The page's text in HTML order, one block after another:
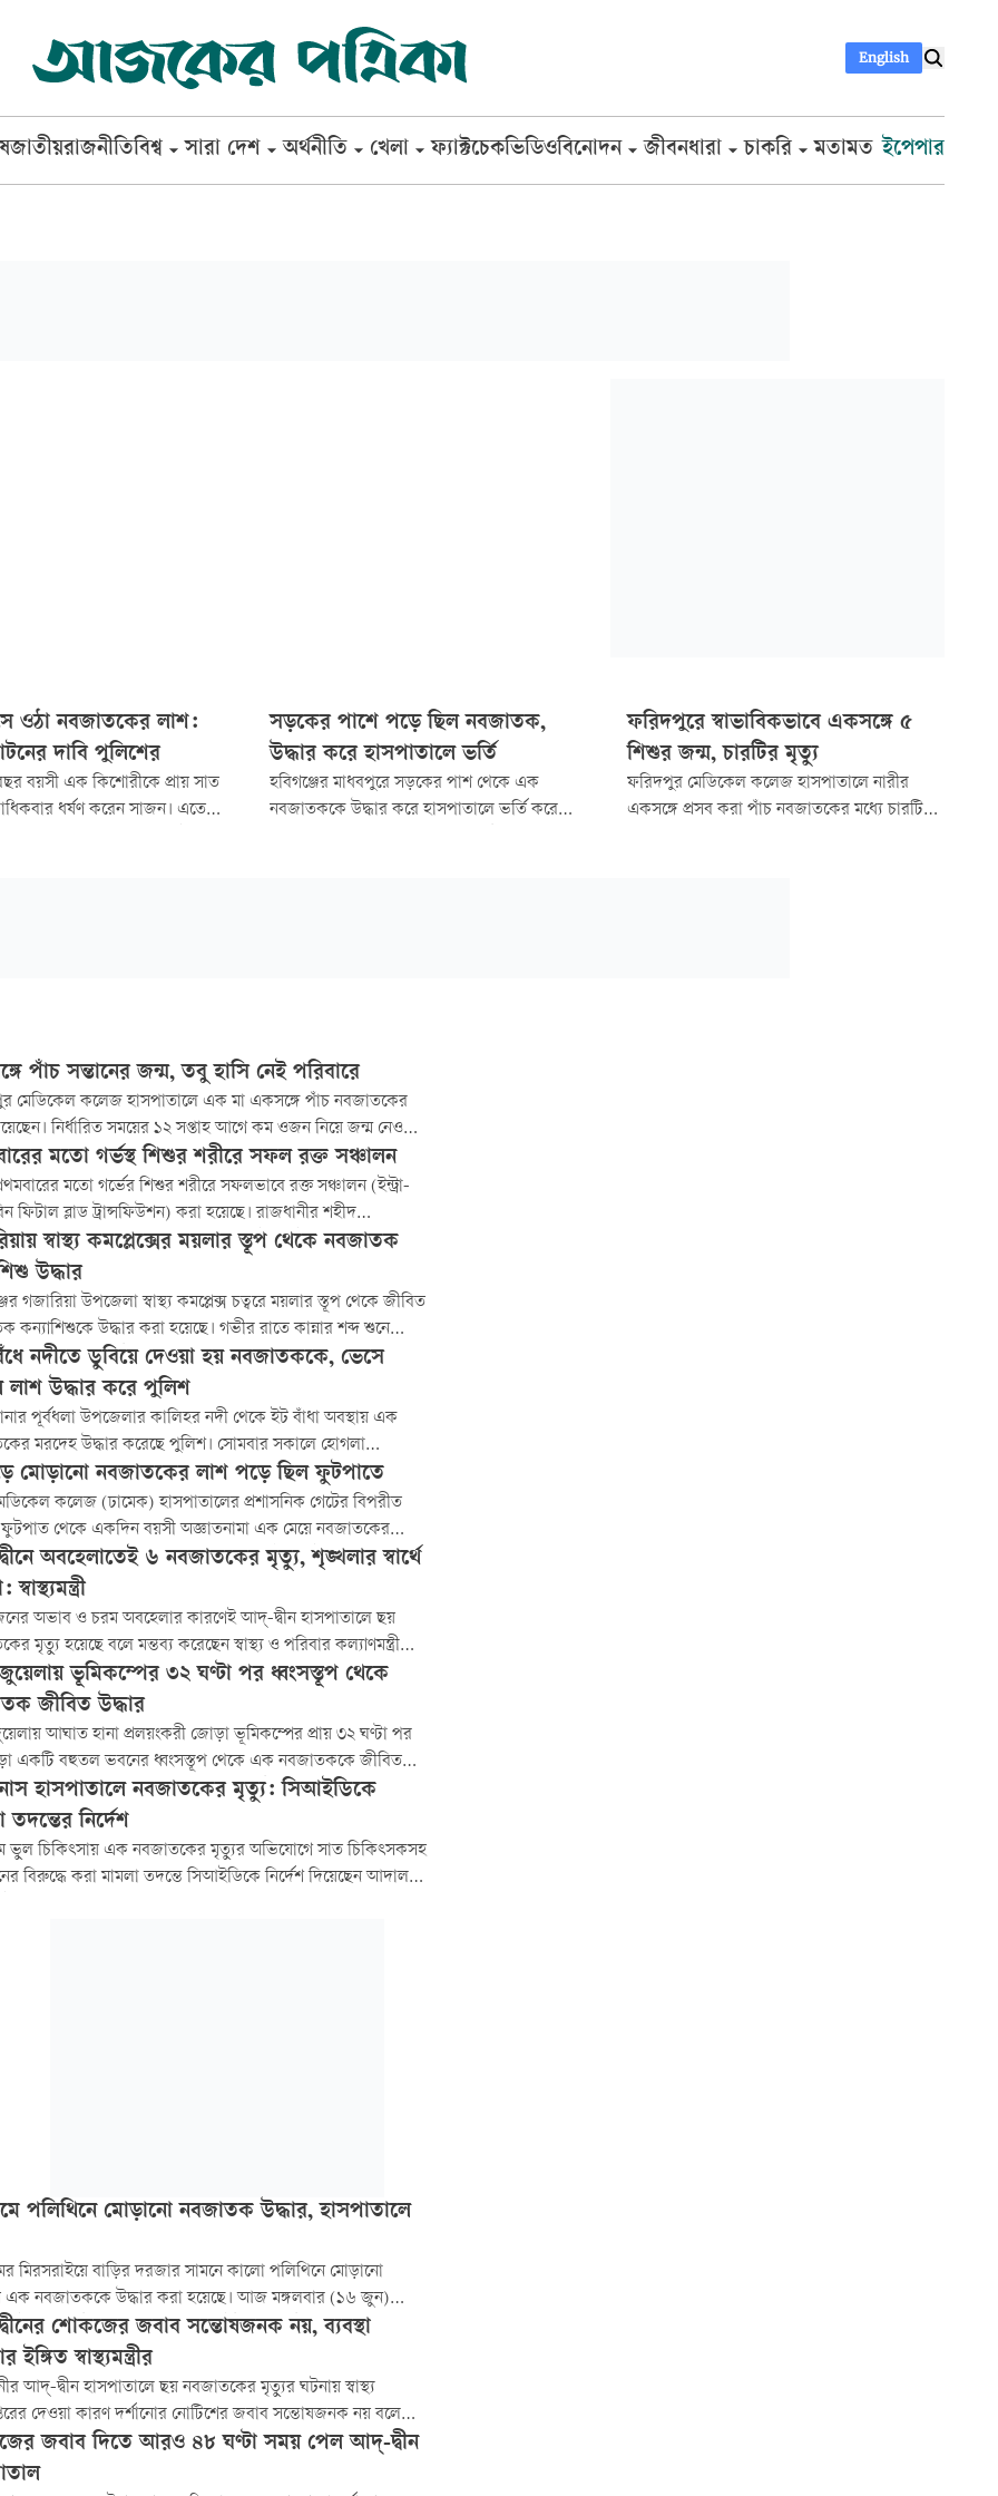
English
জাতীয়রাজনীতিবিশ্ব সারা দেশ অর্থনীতি খেলা ফ্যাক্টচেকভিডিওবিনোদন জীবনধারা চাকরি মতামত ইপেপার
ওঠা নবজাতকের লাশ:
দাবি পুলিশের
বয়সী এক কিশোরীকে প্রায় সাত
ধর্ষণ করেন সাজন। এতে
সড়কের পাশে পড়ে ছিল নবজাতক,
উদ্ধার করে হাসপাতালে ভর্তি
হবিগঞ্জের মাধবপুরে সড়কের পাশ থেকে এক
নবজাতককে উদ্ধার করে হাসপাতালে ভর্তি করেছেন
ফরিদপুরে স্বাভাবিকভাবে একসঙ্গে ৫
শিশুর জন্ম, চারটির মৃত্যু
ফরিদপুর মেডিকেল কলেজ হাসপাতালে নারীর
একসঙ্গে প্রসব করা পাঁচ নবজাতকের মধ্যে চারটির
পাঁচ সন্তানের জন্ম, তবু হাসি নেই পরিবারে
মেডিকেল কলেজ হাসপাতালে এক মা একসঙ্গে পাঁচ নবজাতকের
নির্ধারিত সময়ের ১২ সপ্তাহ আগে কম ওজন নিয়ে জন্ম নেওয়ায়
দেখা দিয়েছে। একটি কন্যাশিশু মারা গেছে। বাকি চার নবজাতক
তবে হাসপাতালে এনআইসিইউ না থাকায় উন্নত চিকিৎসার জন্য
পরামর্শ দিয়েছেন চিকিৎসকেরা।
মতো গর্ভস্থ শিশুর শরীরে সফল রক্ত সঞ্চালন
মতো গর্ভের শিশুর শরীরে সফলভাবে রক্ত সঞ্চালন (ইন্ট্রা-
ফিটাল ব্লাড ট্রান্সফিউশন) করা হয়েছে। রাজধানীর শহীদ
মেডিকেল কলেজ হাসপাতালের ফিটো-ম্যাটার্নাল মেডিসিন
গত ২৯ জুন জটিল এই চিকিৎসাপদ্ধতি সফলভাবে সম্পন্ন হয়।
স্বাস্থ্য কমপ্লেক্সের ময়লার স্তূপ থেকে নবজাতক
উদ্ধার
গজারিয়া উপজেলা স্বাস্থ্য কমপ্লেক্স চত্বরে ময়লার স্তূপ থেকে জীবিত
কন্যাশিশুকে উদ্ধার করা হয়েছে। গভীর রাতে কান্নার শব্দ শুনে
কর্মীরা তাকে উদ্ধার করে চিকিৎসার ব্যবস্থা করেন।
নদীতে ডুবিয়ে দেওয়া হয় নবজাতককে, ভেসে
লাশ উদ্ধার করে পুলিশ
পূর্বধলা উপজেলার কালিহর নদী থেকে ইট বাঁধা অবস্থায় এক
মরদেহ উদ্ধার করেছে পুলিশ। সোমবার সকালে হোগলা
কালিহরকান্দা গ্রামে মরদেহটি ভাসতে দেখে স্থানীয়রা পুলিশে খবর
শনাক্ত ও ঘটনার রহস্য উদ্‌ঘাটনে কাজ করছে পুলিশ।
মোড়ানো নবজাতকের লাশ পড়ে ছিল ফুটপাতে
কলেজ (ঢামেক) হাসপাতালের প্রশাসনিক গেটের বিপরীত
ফুটপাত থেকে একদিন বয়সী অজ্ঞাতনামা এক মেয়ে নবজাতকের
করেছে পুলিশ। আজ রোববার সন্ধ্যা পৌনে ৬টার দিকে শাহবাগ
মরদেহটি উদ্ধার করে ময়নাতদন্তের জন্য ঢাকা মেডিকেল কলেজ
অবহেলাতেই ৬ নবজাতকের মৃত্যু, শৃঙ্খলার স্বার্থে
স্বাস্থ্যমন্ত্রী
অভাব ও চরম অবহেলার কারণেই আদ্-দ্বীন হাসপাতালে ছয়
মৃত্যু হয়েছে বলে মন্তব্য করেছেন স্বাস্থ্য ও পরিবার কল্যাণমন্ত্রী
সাখাওয়াত হোসেন। হাসপাতালটিতে যখন শিশুরা বাঁচার জন্য
তখন সেখানে কোনো অক্সিজেন ছিল না...
ভূমিকম্পের ৩২ ঘণ্টা পর ধ্বংসস্তূপ থেকে
জীবিত উদ্ধার
আঘাত হানা প্রলয়ংকরী জোড়া ভূমিকম্পের প্রায় ৩২ ঘণ্টা পর
একটি বহুতল ভবনের ধ্বংসস্তূপ থেকে এক নবজাতককে জীবিত
হয়েছে। দেশটির রাজধানী কারাকাসের উত্তরে সবচেয়ে বেশি...
হাসপাতালে নবজাতকের মৃত্যু: সিআইডিকে
তদন্তের নির্দেশ
ভুল চিকিৎসায় এক নবজাতকের মৃত্যুর অভিযোগে সাত চিকিৎসকসহ
বিরুদ্ধে করা মামলা তদন্তে সিআইডিকে নির্দেশ দিয়েছেন আদালত।
পলিথিনে মোড়ানো নবজাতক উদ্ধার, হাসপাতালে
মিরসরাইয়ে বাড়ির দরজার সামনে কালো পলিথিনে মোড়ানো
এক নবজাতককে উদ্ধার করা হয়েছে। আজ মঙ্গলবার (১৬ জুন)
দিকে উপজেলার জোরারগঞ্জ ইউনিয়নের উত্তর সোনাপাহাড়
ভোলা সওদাগর বাড়ির মীর হোসেনের ঘরের সদর দরজার সামনে
উদ্ধার করা হয়।
শোকজের জবাব সন্তোষজনক নয়, ব্যবস্থা
ইঙ্গিত স্বাস্থ্যমন্ত্রীর
আদ্-দ্বীন হাসপাতালে ছয় নবজাতকের মৃত্যুর ঘটনায় স্বাস্থ্য
দেওয়া কারণ দর্শানোর নোটিশের জবাব সন্তোষজনক নয় বলে
স্বাস্থ্যমন্ত্রী সরদার মো. সাখাওয়াত হোসেন বকুল। তিনি
হাসপাতাল কর্তৃপক্ষের ব্যাখ্যায় ঘটনার বিষয়ে স্পষ্ট কোনো জবাব
জবাব দিতে আরও ৪৮ ঘণ্টা সময় পেল আদ্‌-দ্বীন